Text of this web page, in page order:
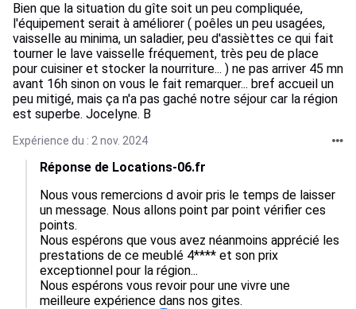
Bien que la situation du gîte soit un peu compliquée,
l'équipement serait à améliorer ( poêles un peu usagées,
vaisselle au minima, un saladier, peu d'assièttes ce qui fait
tourner le lave vaisselle fréquement, très peu de place
pour cuisiner et stocker la nourriture... ) ne pas arriver 45 mn
avant 16h sinon on vous le fait remarquer... bref accueil un
peu mitigé, mais ça n'a pas gaché notre séjour car la région
est superbe. Jocelyne. B
Expérience du : 2 nov. 2024
Réponse de Locations-06.fr
Nous vous remercions d avoir pris le temps de laisser
un message. Nous allons point par point vérifier ces
points.
Nous espérons que vous avez néanmoins apprécié les
prestations de ce meublé 4**** et son prix
exceptionnel pour la région...
Nous espérons vous revoir pour une vivre une
meilleure expérience dans nos gites.